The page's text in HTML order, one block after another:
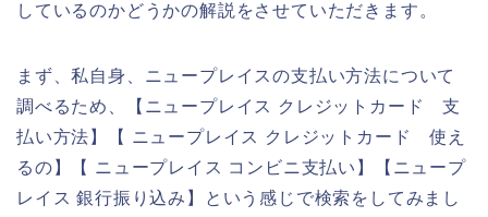
しているのかどうかの解説をさせていただきます。
まず、私自身、ニュープレイスの支払い方法について
調べるため、【ニュープレイス クレジットカード 支
払い方法】【 ニュープレイス クレジットカード 使え
るの】【 ニュープレイス コンビニ支払い】【ニュープ
レイス 銀行振り込み】という感じで検索をしてみまし